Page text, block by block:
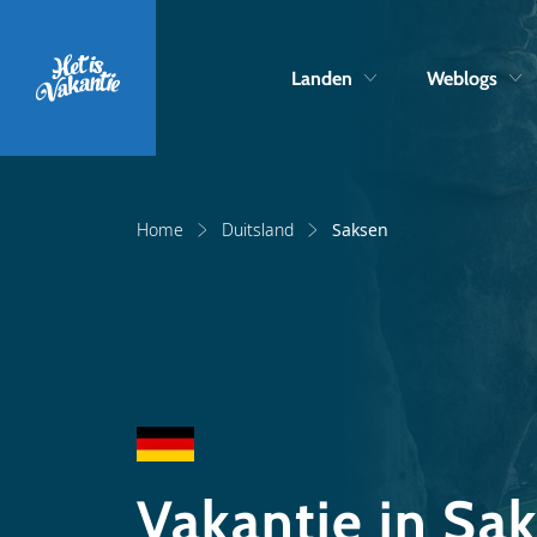
Landen Weblogs
Home Duitsland Saksen
Vakantie in